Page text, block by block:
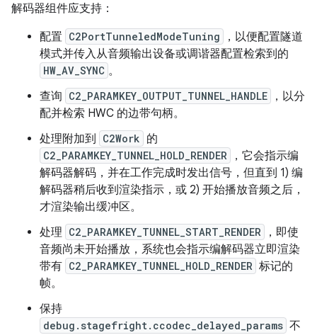
解码器组件应支持：
配置 C2PortTunneledModeTuning
，以便配置隧道
模式并传入从音频输出设备或调谐器配置检索到的
HW_AV_SYNC 。
查询 C2_PARAMKEY_OUTPUT_TUNNEL_HANDLE
，以分
配并检索 HWC 的边带句柄。
处理附加到
C2Work 的
C2_PARAMKEY_TUNNEL_HOLD_RENDER
，它会指示编
解码器解码，并在工作完成时发出信号，但直到 1) 编
解码器稍后收到渲染指示，或 2) 开始播放音频之后，
才渲染输出缓冲区。
处理 C2_PARAMKEY_TUNNEL_START_RENDER
，即使
音频尚未开始播放，系统也会指示编解码器立即渲染
带有 C2_PARAMKEY_TUNNEL_HOLD_RENDER 标记的
帧。
保持
debug.stagefright.ccodec_delayed_params 不